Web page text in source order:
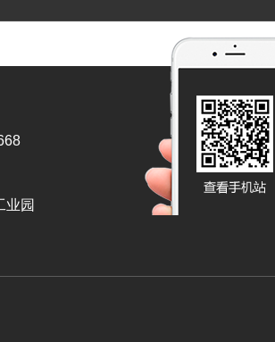
业园